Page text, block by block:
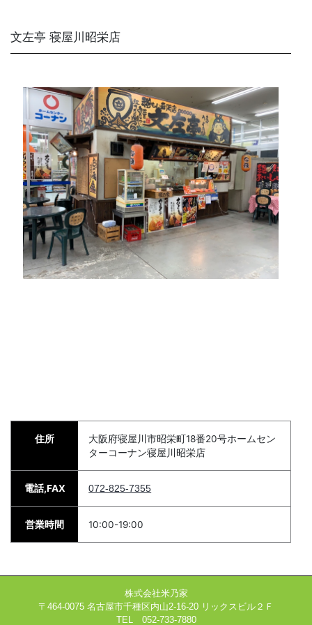
文左亭 寝屋川昭栄店
住所
大阪府寝屋川市昭栄町18番20号ホームセン
ターコーナン寝屋川昭栄店
電話,FAX 072-825-7355
営業時間 10:00-19:00
株式会社米乃家
〒464-0075 名古屋市千種区内山2-16-20 リックスビル２Ｆ
TEL 052-733-7880